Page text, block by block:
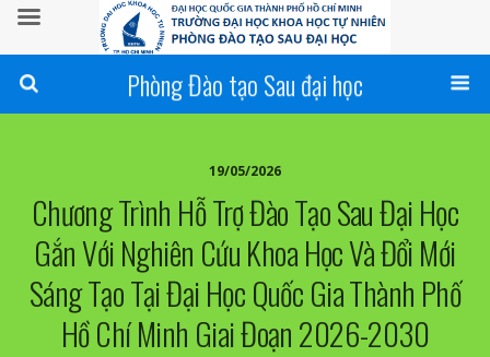
Phòng Đào tạo Sau đại học
19/05/2026
Chương Trình Hỗ Trợ Đào Tạo Sau Đại Học
Gắn Với Nghiên Cứu Khoa Học Và Đổi Mới
Sáng Tạo Tại Đại Học Quốc Gia Thành Phố
Hồ Chí Minh Giai Đoạn 2026-2030